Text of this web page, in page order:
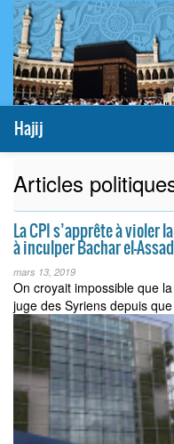
Hajij
Articles
La CPI s’apprête à violer
à inculper Bachar el-Assad
mars 13, 2019
On croyait impossible que
juge des Syriens depuis